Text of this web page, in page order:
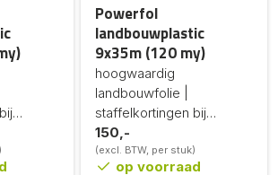
Powerfol
landbouwplastic
9x35m (120 my)
hoogwaardig
landbouwfolie |
staffelkortingen bij
grotere afname
150,-
(excl. BTW, per stuk)
op voorraad